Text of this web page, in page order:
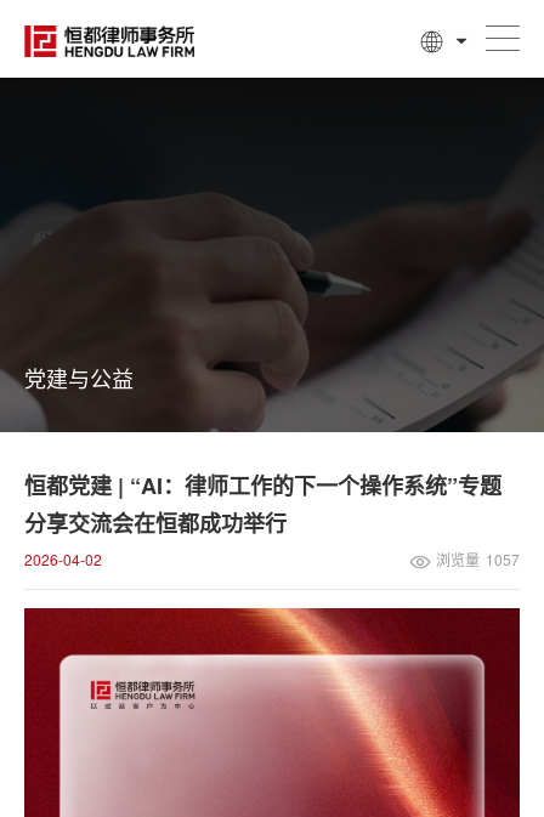
党建与公益
恒都党建 | “AI：律师工作的下一个操作系统”专题
分享交流会在恒都成功举行
2026-04-02 浏览量 1057